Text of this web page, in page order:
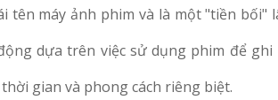
tên máy ảnh phim và là một "tiền bối"
dựa trên việc sử dụng phim để ghi
gian và phong cách riêng biệt.